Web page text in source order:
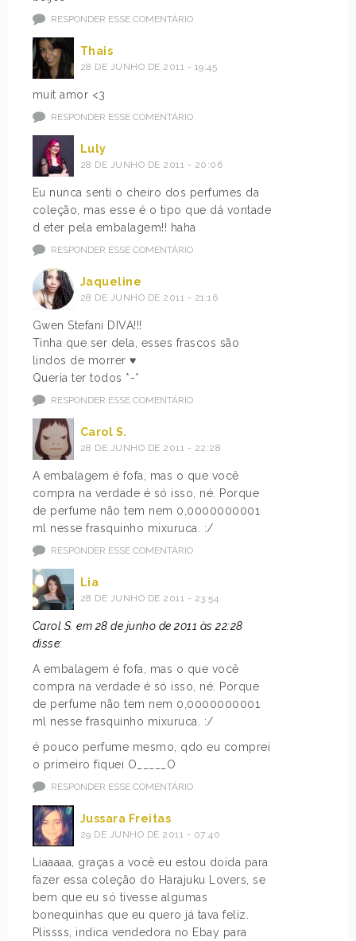
RESPONDER ESSE COMENTÁRIO
Thais
28 DE JUNHO DE 2011 - 19:45
muit amor <3
RESPONDER ESSE COMENTÁRIO
Luly
28 DE JUNHO DE 2011 - 20:06
Eu nunca senti o cheiro dos perfumes da
coleção, mas esse é o tipo que dá vontade
d eter pela embalagem!! haha
RESPONDER ESSE COMENTÁRIO
Jaqueline
28 DE JUNHO DE 2011 - 21:16
Gwen Stefani DIVA!!!
Tinha que ser dela, esses frascos são
lindos de morrer ♥
Queria ter todos *-*
RESPONDER ESSE COMENTÁRIO
Carol S.
28 DE JUNHO DE 2011 - 22:28
A embalagem é fofa, mas o que você
compra na verdade é só isso, né. Porque
de perfume não tem nem 0,0000000001
ml nesse frasquinho mixuruca. :/
RESPONDER ESSE COMENTÁRIO
Lia
28 DE JUNHO DE 2011 - 23:54
Carol S. em 28 de junho de 2011 às 22:28
disse:
A embalagem é fofa, mas o que você
compra na verdade é só isso, né. Porque
de perfume não tem nem 0,0000000001
ml nesse frasquinho mixuruca. :/
é pouco perfume mesmo, qdo eu comprei
o primeiro fiquei O_____O
RESPONDER ESSE COMENTÁRIO
Jussara Freitas
29 DE JUNHO DE 2011 - 07:40
Liaaaaa, graças a você eu estou doida para
fazer essa coleção do Harajuku Lovers, se
bem que eu só tivesse algumas
bonequinhas que eu quero já tava feliz.
Plissss, indica vendedora no Ebay para